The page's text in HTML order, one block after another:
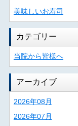
美味しいお寿司
カテゴリー
当院から皆様へ
アーカイブ
2026年08月
2026年07月